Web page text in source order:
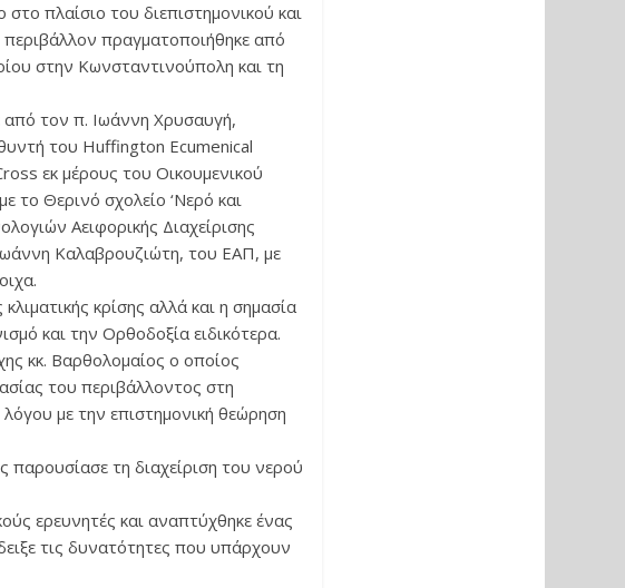
πλαίσιο του διεπιστημονικού και
περιβάλλον πραγματοποιήθηκε από
στην Κωνσταντινούπολη και τη
τον π. Ιωάννη Χρυσαυγή,
του Huffington Ecumenical
εκ μέρους του Οικουμενικού
το Θερινό σχολείο ‘Νερό και
Αειφορικής Διαχείρισης
Καλαβρουζιώτη, του ΕΑΠ, με
κρίσης αλλά και η σημασία
και την Ορθοδοξία ειδικότερα.
κκ. Βαρθολομαίος ο οποίος
του περιβάλλοντος στη
με την επιστημονική θεώρηση
παρουσίασε τη διαχείριση του νερού
ερευνητές και αναπτύχθηκε ένας
τις δυνατότητες που υπάρχουν